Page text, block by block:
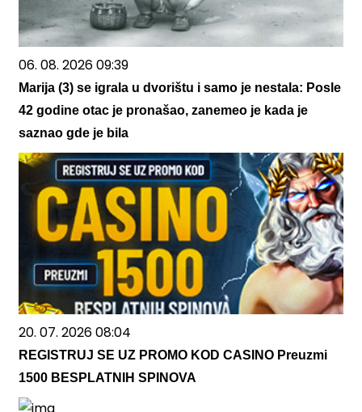
06. 08. 2026 09:39
Marija (3) se igrala u dvorištu i samo je nestala: Posle
42 godine otac je pronašao, zanemeo je kada je
saznao gde je bila
20. 07. 2026 08:04
REGISTRUJ SE UZ PROMO KOD CASINO Preuzmi
1500 BESPLATNIH SPINOVA